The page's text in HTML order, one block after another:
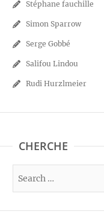
Stéphane fauchille
Simon Sparrow
Serge Gobbé
Salifou Lindou
Rudi Hurzlmeier
CHERCHE